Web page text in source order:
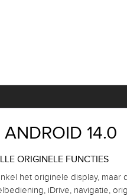
ANDROID 14.0
ORIGINELE FUNCTIES
het originele display,
iDrive, navigatie,